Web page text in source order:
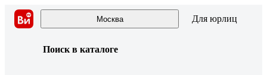
Москва Для юрлиц
Поиск в каталоге